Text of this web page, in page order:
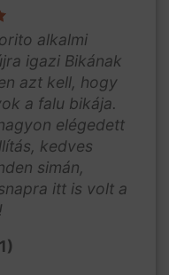
alkalmi
igazi Bikának
azt kell, hogy
a falu bikája.
elégedett
kedves
simán,
itt is volt a